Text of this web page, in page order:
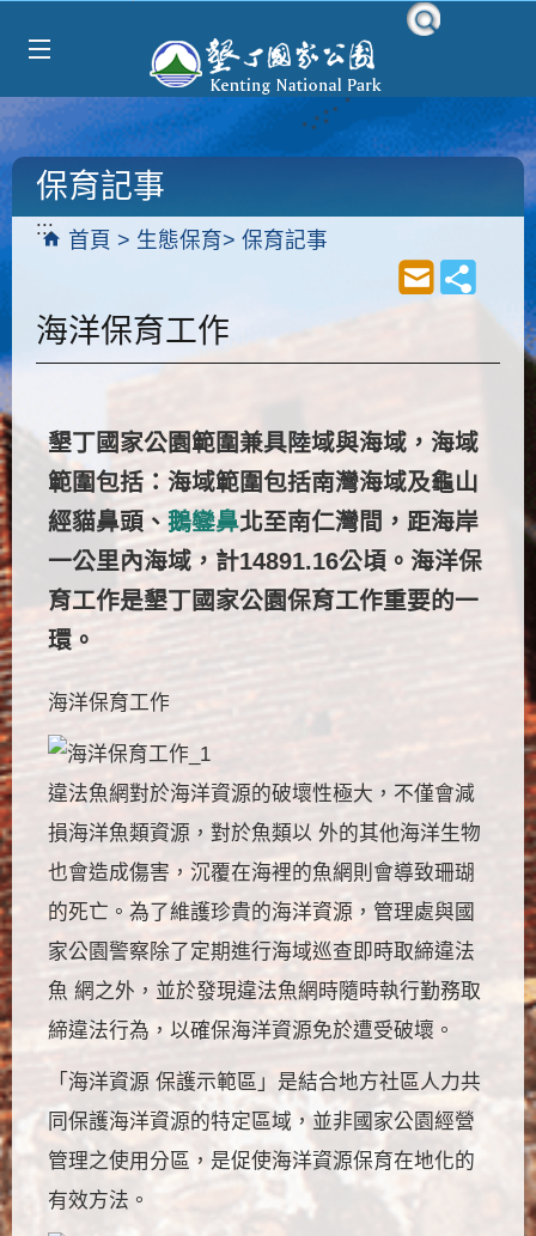
:::
首頁 生態保育 保育記事
保育記事
海洋保育工作
墾丁國家公園範圍兼具陸域與海域，海域
範圍包括：海域範圍包括南灣海域及龜山
經貓鼻頭、 鵝鑾鼻北至南仁灣間，距海岸
一公里內海域，計14891.16公頃。海洋保
育工作是墾丁國家公園保育工作重要的一
環。
海洋保育工作
違法魚網對於海洋資源的破壞性極大，不僅會減
損海洋魚類資源，對於魚類以 外的其他海洋生物
也會造成傷害，沉覆在海裡的魚網則會導致珊瑚
的死亡。為了維護珍貴的海洋資源，管理處與國
家公園警察除了定期進行海域巡查即時取締違法
魚 網之外，並於發現違法魚網時隨時執行勤務取
締違法行為，以確保海洋資源免於遭受破壞。
「海洋資源 保護示範區」是結合地方社區人力共
同保護海洋資源的特定區域，並非國家公園經營
管理之使用分區，是促使海洋資源保育在地化的
有效方法。